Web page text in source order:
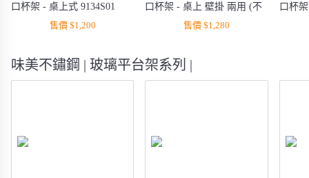
口杯架 - 桌上式 9134S01
售價 $1,200
口杯架 - 桌上 壁掛 兩用 (不
含 S 勾) 9135S01
售價 $1,280
口杯
味美不鏽鋼 | 玻璃平台架系列 |